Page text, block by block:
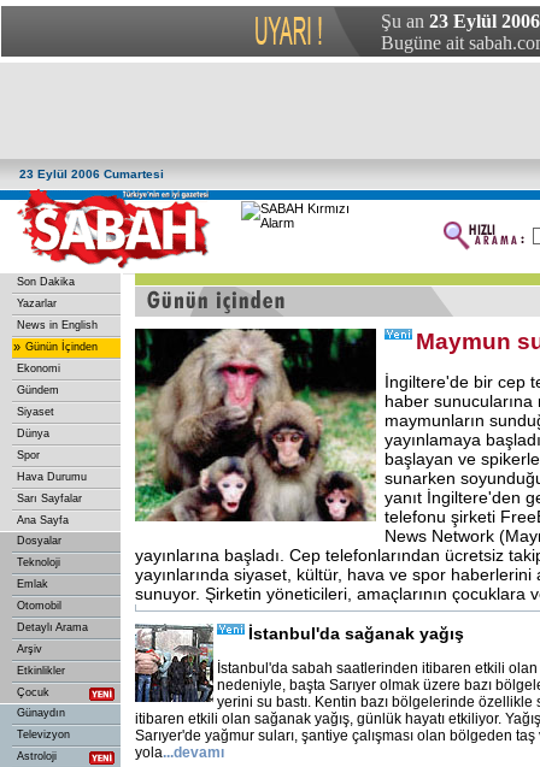
Şu an 23 Eylül
Bugüne ait
23 Eylül 2006 Cumartesi
Son Dakika
Yazarlar
News in English
» Günün İçinden
Ekonomi
Gündem
Siyaset
Dünya
Spor
Hava Durumu
Sarı Sayfalar
Ana Sayfa
Dosyalar
Teknoloji
Emlak
Otomobil
Detaylı Arama
Arşiv
Etkinlikler
Çocuk
Günaydın
Televizyon
Astroloji
Maymun
İngiltere'de bir cep
haber sunucularına
maymunların
yayınlamaya
başlayan ve
sunarken
yanıt İngiltere'den
telefonu şirketi
News Network
yayınlarına başladı. Cep telefonlarından ücretsiz
yayınlarında siyaset, kültür, hava ve spor haberlerini
sunuyor. Şirketin yöneticileri, amaçlarının çocuklara
İstanbul'da sağanak yağış
İstanbul'da sabah saatlerinden itibaren etkili olan
nedeniyle, başta Sarıyer olmak üzere bazı
yerini su bastı. Kentin bazı bölgelerinde
itibaren etkili olan sağanak yağış, günlük hayatı etkiliyor.
Sarıyer'de yağmur suları, şantiye çalışması olan bölgeden taş
yola...devamı